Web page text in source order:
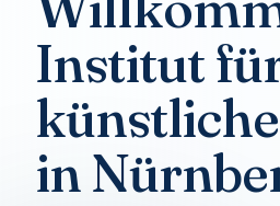
Institut
in